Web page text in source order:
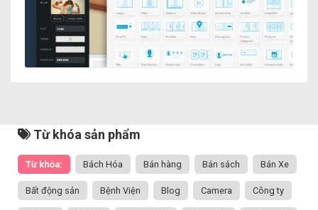
Từ khóa sản phẩm
Từ khóa: Bách Hóa Bán hàng Bán sách Bán Xe
Bất động sản Bệnh Viện Blog Camera Công ty